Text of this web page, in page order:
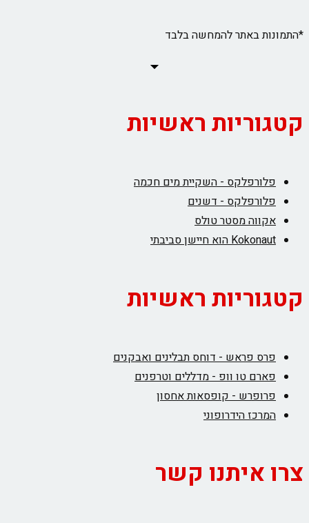
*התמונות באתר להמחשה בלבד
קטגוריות ראשיות
פלורפלקס - השקיית מים חכמה
פלורפלקס - דשנים
אקווה מסטר טולס
Kokonaut הוא חיישן סביבתי
קטגוריות ראשיות
פרס פראש - דוחס תבלינים ואבקנים
פארם טו וופ - מדללים וטרפנים
פרופרש - קופסאות אחסון
המרכז הידרופוני
צרו איתנו קשר